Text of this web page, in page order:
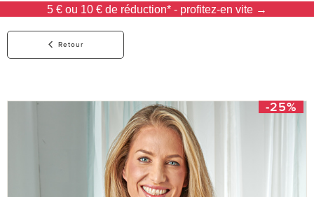
5 € ou 10 € de réduction* - profitez-en vite →
Retour
-25%